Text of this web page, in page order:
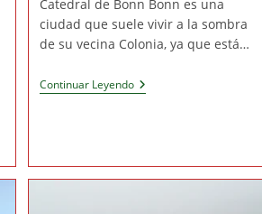
entrada:
entrada:
Catedral de Bonn Bonn es una
ciudad que suele vivir a la sombra
de su vecina Colonia, ya que está…
Continuar LeyendoQué
Ver
Día: